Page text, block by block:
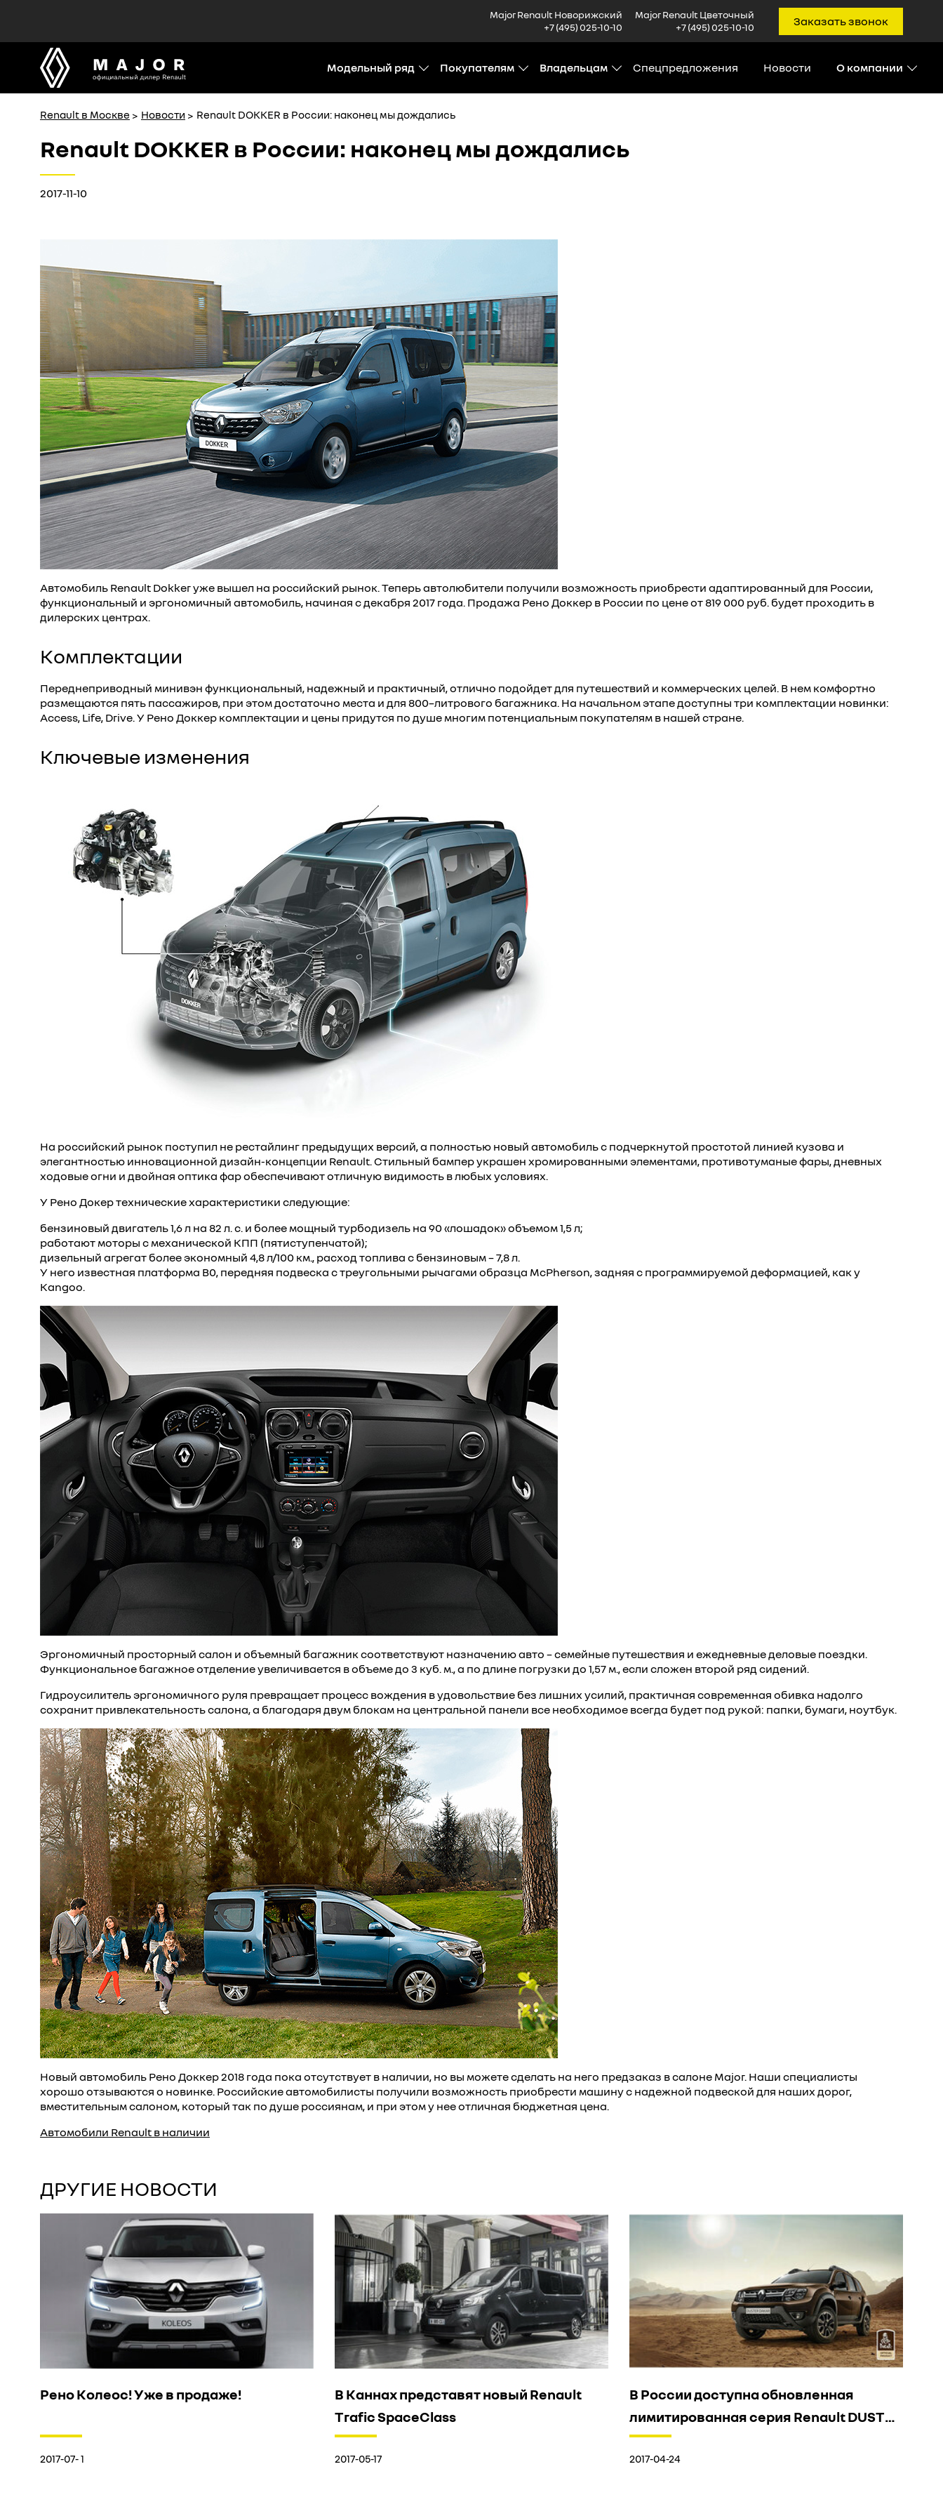
Major Renault Новорижский
+7 (495) 025-10-10
Major Renault Цветочный
+7 (495) 025-10-10
Заказать звонок
Модельный ряд Покупателям Владельцам Спецпредложения Новости О компании
Renault в Москве Новости Renault DOKKER в России: наконец мы дождались
Renault DOKKER в России: наконец мы дождались
2017-11-10
Автомобиль Renault Dokker уже вышел на российский рынок. Теперь автолюбители получили возможность приобрести адаптированный для России,
функциональный и эргономичный автомобиль, начиная с декабря 2017 года. Продажа Рено Доккер в России по цене от 819 000 руб. будет проходить в
дилерских центрах.
Комплектации
Переднеприводный минивэн функциональный, надежный и практичный, отлично подойдет для путешествий и коммерческих целей. В нем комфортно
размещаются пять пассажиров, при этом достаточно места и для 800–литрового багажника. На начальном этапе доступны три комплектации новинки:
Access, Life, Drive. У Рено Доккер комплектации и цены придутся по душе многим потенциальным покупателям в нашей стране.
Ключевые изменения
На российский рынок поступил не рестайлинг предыдущих версий, а полностью новый автомобиль с подчеркнутой простотой линией кузова и
элегантностью инновационной дизайн-концепции Renault. Стильный бампер украшен хромированными элементами, противотуманые фары, дневных
ходовые огни и двойная оптика фар обеспечивают отличную видимость в любых условиях.
У Рено Докер технические характеристики следующие:
бензиновый двигатель 1,6 л на 82 л. с. и более мощный турбодизель на 90 «лошадок» объемом 1,5 л;
работают моторы с механической КПП (пятиступенчатой);
дизельный агрегат более экономный 4,8 л/100 км., расход топлива с бензиновым – 7,8 л.
У него известная платформа B0, передняя подвеска с треугольными рычагами образца McPherson, задняя с программируемой деформацией, как у
Kangoo.
Эргономичный просторный салон и объемный багажник соответствуют назначению авто – семейные путешествия и ежедневные деловые поездки.
Функциональное багажное отделение увеличивается в объеме до 3 куб. м., а по длине погрузки до 1,57 м., если сложен второй ряд сидений.
Гидроусилитель эргономичного руля превращает процесс вождения в удовольствие без лишних усилий, практичная современная обивка надолго
сохранит привлекательность салона, а благодаря двум блокам на центральной панели все необходимое всегда будет под рукой: папки, бумаги, ноутбук.
Новый автомобиль Рено Доккер 2018 года пока отсутствует в наличии, но вы можете сделать на него предзаказ в салоне Major. Наши специалисты
хорошо отзываются о новинке. Российские автомобилисты получили возможность приобрести машину с надежной подвеской для наших дорог,
вместительным салоном, который так по душе россиянам, и при этом у нее отличная бюджетная цена.
Автомобили Renault в наличии
ДРУГИЕ НОВОСТИ
Рено Колеос! Уже в продаже!
2017-07- 1
В Каннах представят новый Renault
Trafic SpaceClass
2017-05-17
В России доступна обновленная
лимитированная серия Renault DUSTER
Dakar Edition
2017-04-24